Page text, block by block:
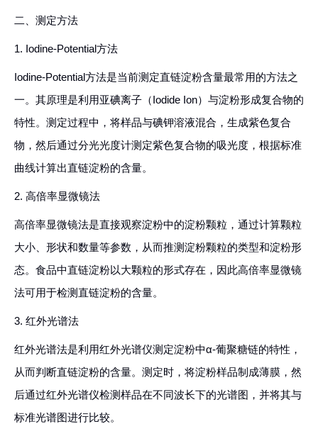
二、测定方法
1. Iodine-Potential方法
Iodine-Potential方法是当前测定直链淀粉含量最常用的方法之
一。其原理是利用亚碘离子（Iodide Ion）与淀粉形成复合物的
特性。测定过程中，将样品与碘钾溶液混合，生成紫色复合
物，然后通过分光光度计测定紫色复合物的吸光度，根据标准
曲线计算出直链淀粉的含量。
2. 高倍率显微镜法
高倍率显微镜法是直接观察淀粉中的淀粉颗粒，通过计算颗粒
大小、形状和数量等参数，从而推测淀粉颗粒的类型和淀粉形
态。食品中直链淀粉以大颗粒的形式存在，因此高倍率显微镜
法可用于检测直链淀粉的含量。
3. 红外光谱法
红外光谱法是利用红外光谱仪测定淀粉中α-葡聚糖链的特性，
从而判断直链淀粉的含量。测定时，将淀粉样品制成薄膜，然
后通过红外光谱仪检测样品在不同波长下的光谱图，并将其与
标准光谱图进行比较。